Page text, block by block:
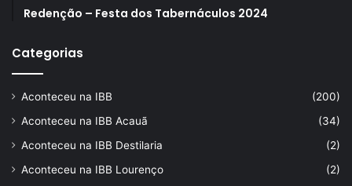
Redenção – Festa dos Tabernáculos 2024
Categorias
Aconteceu na IBB
(200)
Aconteceu na IBB Acauã
(34)
Aconteceu na IBB Destilaria
(2)
Aconteceu na IBB Lourenço
(2)